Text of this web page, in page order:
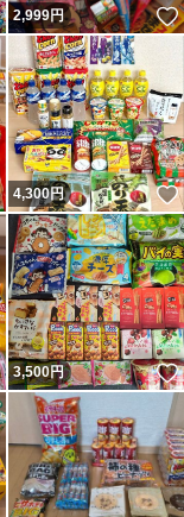
いいね！
2,999円
いいね！
4,300円
いいね！
3,500円